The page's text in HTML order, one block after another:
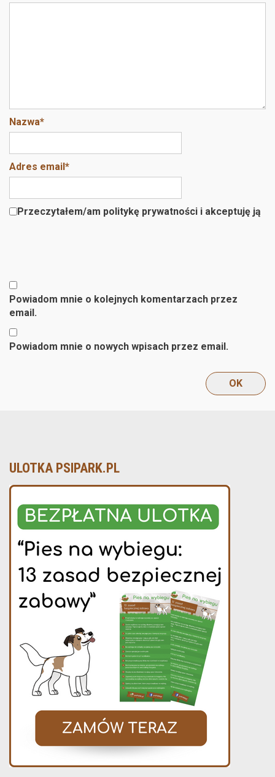
o
Nazwa*
Adres email*
Przeczytałem/am politykę prywatności i akceptuję ją
Powiadom mnie o kolejnych komentarzach przez
email.
Powiadom mnie o nowych wpisach przez email.
ULOTKA PSIPARK.PL